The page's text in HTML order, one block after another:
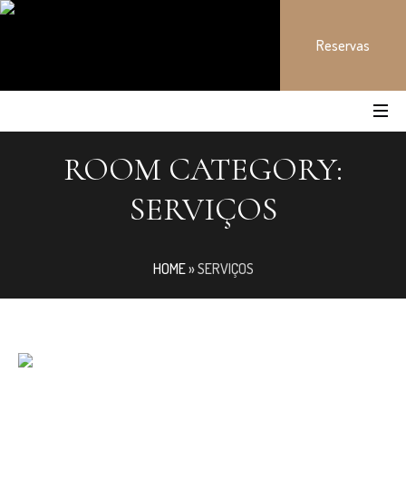
Reservas
ROOM CATEGORY:
SERVIÇOS
HOME»SERVIÇOS